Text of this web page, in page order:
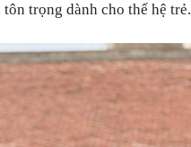
tôn trọng dành cho thế hệ trẻ.